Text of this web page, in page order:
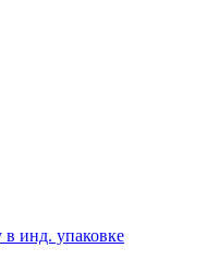
в инд. упаковке